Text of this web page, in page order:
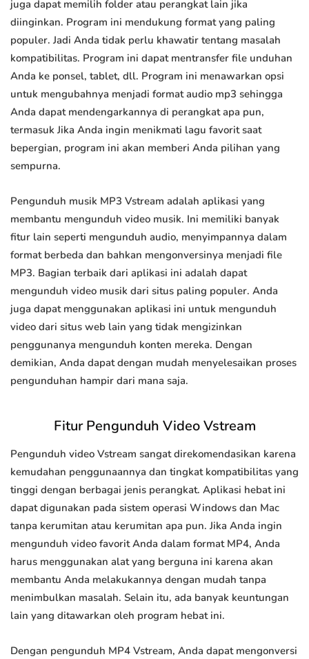
juga dapat memilih folder atau perangkat lain jika
diinginkan. Program ini mendukung format yang paling
populer. Jadi Anda tidak perlu khawatir tentang masalah
kompatibilitas. Program ini dapat mentransfer file unduhan
Anda ke ponsel, tablet, dll. Program ini menawarkan opsi
untuk mengubahnya menjadi format audio mp3 sehingga
Anda dapat mendengarkannya di perangkat apa pun,
termasuk Jika Anda ingin menikmati lagu favorit saat
bepergian, program ini akan memberi Anda pilihan yang
sempurna.
Pengunduh musik MP3 Vstream adalah aplikasi yang
membantu mengunduh video musik. Ini memiliki banyak
fitur lain seperti mengunduh audio, menyimpannya dalam
format berbeda dan bahkan mengonversinya menjadi file
MP3. Bagian terbaik dari aplikasi ini adalah dapat
mengunduh video musik dari situs paling populer. Anda
juga dapat menggunakan aplikasi ini untuk mengunduh
video dari situs web lain yang tidak mengizinkan
penggunanya mengunduh konten mereka. Dengan
demikian, Anda dapat dengan mudah menyelesaikan proses
pengunduhan hampir dari mana saja.
Fitur Pengunduh Video Vstream
Pengunduh video Vstream sangat direkomendasikan karena
kemudahan penggunaannya dan tingkat kompatibilitas yang
tinggi dengan berbagai jenis perangkat. Aplikasi hebat ini
dapat digunakan pada sistem operasi Windows dan Mac
tanpa kerumitan atau kerumitan apa pun. Jika Anda ingin
mengunduh video favorit Anda dalam format MP4, Anda
harus menggunakan alat yang berguna ini karena akan
membantu Anda melakukannya dengan mudah tanpa
menimbulkan masalah. Selain itu, ada banyak keuntungan
lain yang ditawarkan oleh program hebat ini.
Dengan pengunduh MP4 Vstream, Anda dapat mengonversi